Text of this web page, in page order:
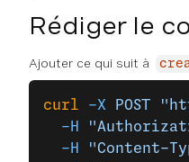
Rédiger le
Ajouter ce qui suit à
curl -X POST
  -H
  -H
"Content-